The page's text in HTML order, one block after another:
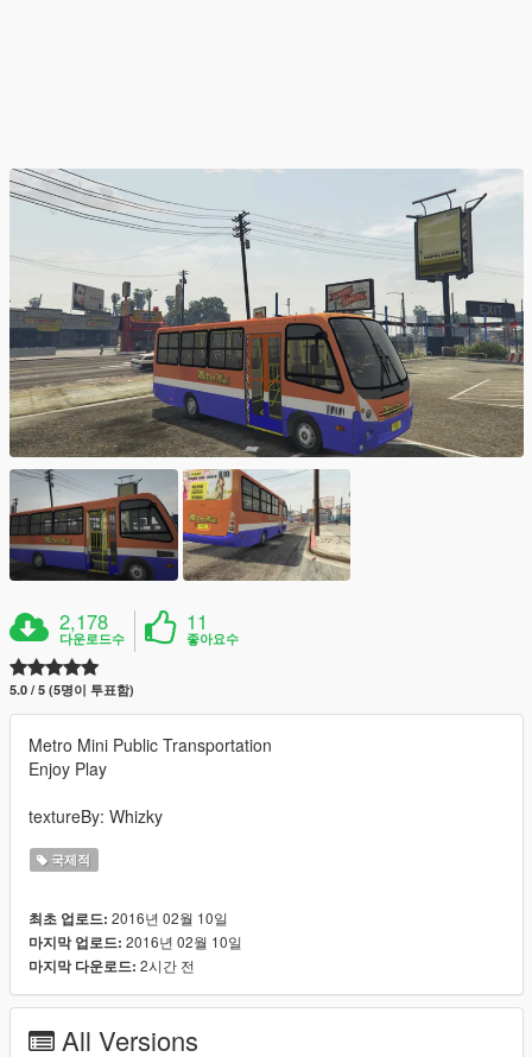
2,178
다운로드수
11
좋아요수
5.0 / 5 (5명이 투표함)
Metro Mini Public Transportation
Enjoy Play
textureBy: Whizky
국제적
최초 업로드: 2016년 02월 10일
마지막 업로드: 2016년 02월 10일
마지막 다운로드: 2시간 전
All Versions